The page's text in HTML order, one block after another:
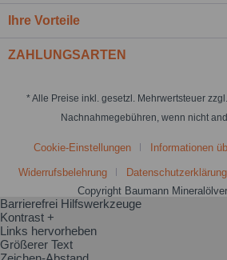
Ihre Vorteile
ZAHLUNGSARTEN
* Alle Preise inkl. gesetzl. Mehrwertsteuer zzgl.
Nachnahmegebühren, wenn nicht
Cookie-Einstellungen Informationen
Widerrufsbelehrung Datenschutzerklärung
Copyright Baumann
Barrierefrei Hilfswerkzeuge
Kontrast +
Links hervorheben
Größerer Text